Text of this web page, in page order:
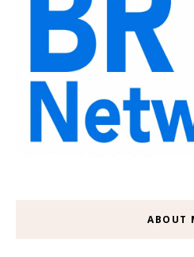
ABOUT